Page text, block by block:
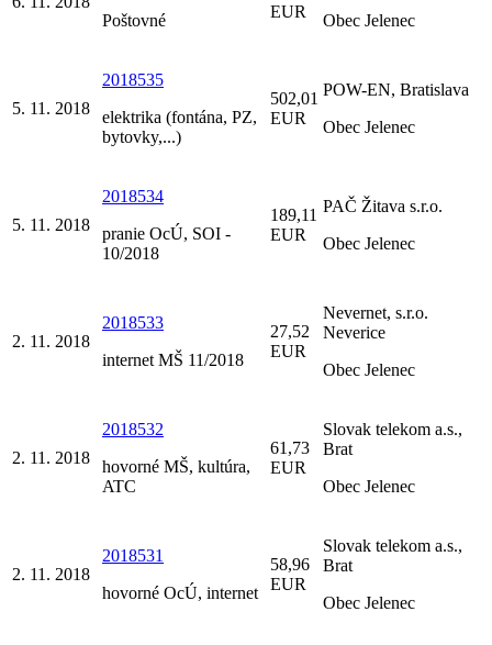
Poštovné
EUR
Obec Jelenec
5. 11. 2018
2018535
elektrika (fontána, PZ,
bytovky,...)
502,01
EUR
POW-EN, Bratislava
Obec Jelenec
5. 11. 2018
2018534
pranie OcÚ, SOI -
10/2018
189,11
EUR
PAČ Žitava s.r.o.
Obec Jelenec
2. 11. 2018
2018533
internet MŠ 11/2018
27,52
EUR
Nevernet, s.r.o.
Neverice
Obec Jelenec
2. 11. 2018
2018532
hovorné MŠ, kultúra,
ATC
61,73
EUR
Slovak telekom a.s.,
Brat
Obec Jelenec
2. 11. 2018
2018531
hovorné OcÚ, internet
58,96
EUR
Slovak telekom a.s.,
Brat
Obec Jelenec